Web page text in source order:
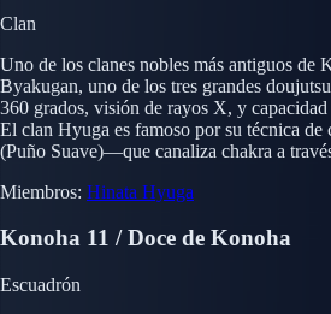
Clan
Uno de los clanes nobles más antiguos de
Byakugan, uno de los tres grandes
360 grados, visión de rayos X, y
El clan Hyuga es famoso por su técnica
(Puño Suave)—que canaliza chakra a
Miembros: Hinata Hyuga
Konoha 11 / Doce de Konoha
Escuadrón